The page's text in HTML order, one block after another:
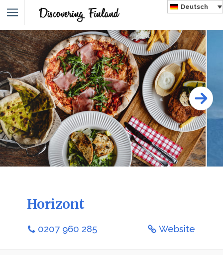
Deutsch
Horizont
0207 960 285 Website